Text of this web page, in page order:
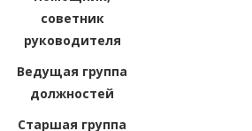
советник
руководителя
Ведущая группа
должностей
Старшая группа